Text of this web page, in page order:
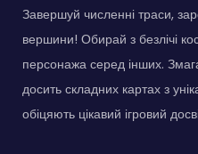
Завершуй численні траси,
вершини! Обирай з безлічі
персонажа серед інших.
досить складних картах з
обіцяють цікавий ігровий